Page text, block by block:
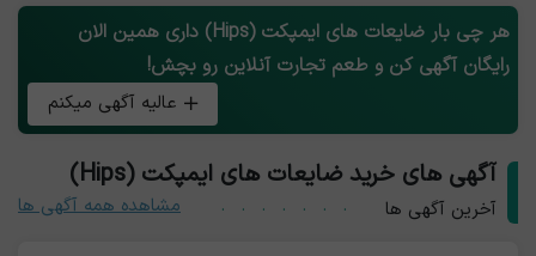
هر چی بار ضایعات های ایمپکت (Hips) داری همین الان
رایگان آگهی کن و طعم تجارت آنلاین رو بچش!
عالیه آگهی میکنم
آگهی های خرید ضایعات های ایمپکت (Hips)
آخرین آگهی ها مشاهده همه آگهی ها